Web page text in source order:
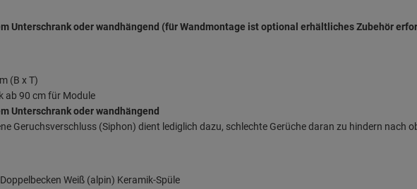
Unterschrank oder wandhängend (für Wandmontage ist optional erhältliches Zubehör
(B x T)
ab 90 cm für Module
Unterschrank oder wandhängend
Geruchsverschluss (Siphon) dient lediglich dazu, schlechte Gerüche daran zu hindern nach
Weiß (alpin) Keramik-Spüle